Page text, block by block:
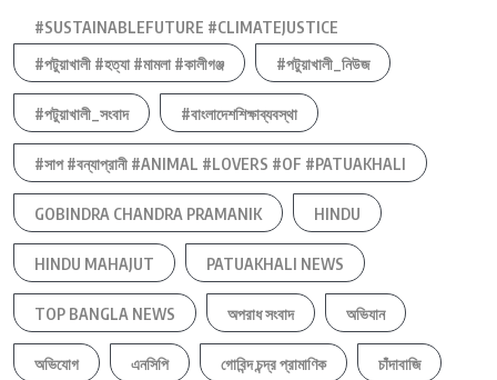
#SUSTAINABLEFUTURE #CLIMATEJUSTICE
#পটুয়াখালী #হত্যা #মামলা #কালীগঞ্জ
#পটুয়াখালী_নিউজ
#পটুয়াখালী_সংবাদ #বাংলাদেশশিক্ষাব্যবস্থা
#সাপ #বন্যাপ্রানী #ANIMAL #LOVERS #OF #PATUAKHALI
GOBINDRA CHANDRA PRAMANIK HINDU
HINDU MAHAJUT PATUAKHALI NEWS
TOP BANGLA NEWS অপরাধ সংবাদ অভিযান
অভিযোগ এনসিপি গোবিন্দ চন্দ্র প্রামাণিক চাঁদাবাজি